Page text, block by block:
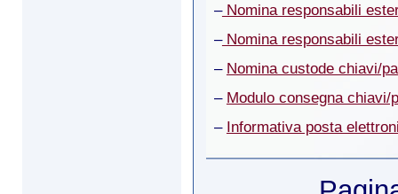
–Nomina responsabili
–Nomina responsabili
– Nomina custode chiavi/
– Modulo consegna chiavi/
– Informativa posta